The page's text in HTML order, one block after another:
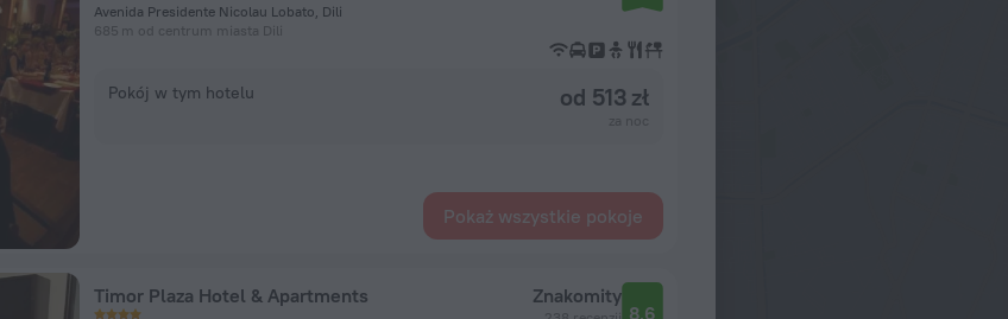
Avenida Presidente Nicolau Lobato, Dili
685 m od centrum miasta Dili
Pokój w tym hotelu od 513 zł
Pokaż wszystkie pokoje
Timor Plaza Hotel & Apartments Znakomity
8,6